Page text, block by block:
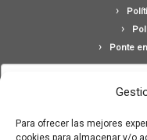
Para ofrecer las mejores
cookies para almacenar y/o
Ponte